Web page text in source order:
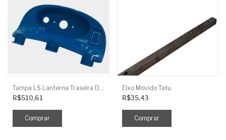
R$510,61
Eixo Movido Tatu
R$35,43